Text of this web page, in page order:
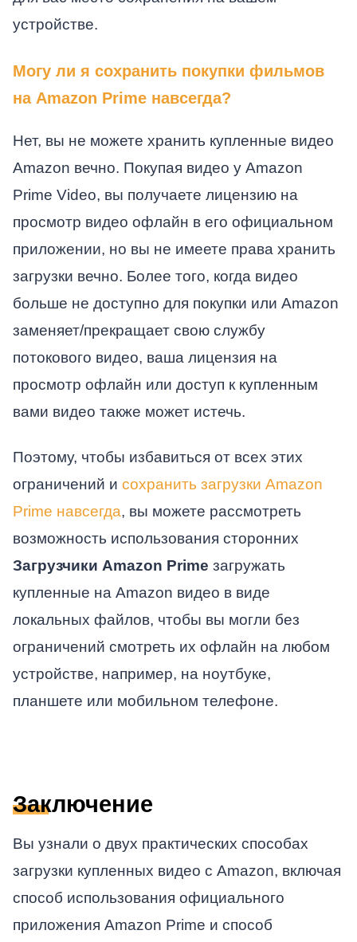
устройстве.
Могу ли я сохранить покупки фильмов
на Amazon Prime навсегда?
Нет, вы не можете хранить купленные видео
Amazon вечно. Покупая видео у Amazon
Prime Video, вы получаете лицензию на
просмотр видео офлайн в его официальном
приложении, но вы не имеете права хранить
загрузки вечно. Более того, когда видео
больше не доступно для покупки или Amazon
заменяет/прекращает свою службу
потокового видео, ваша лицензия на
просмотр офлайн или доступ к купленным
вами видео также может истечь.
Поэтому, чтобы избавиться от всех этих
ограничений и сохранить загрузки Amazon
Prime навсегда, вы можете рассмотреть
возможность использования сторонних
Загрузчики Amazon Prime загружать
купленные на Amazon видео в виде
локальных файлов, чтобы вы могли без
ограничений смотреть их офлайн на любом
устройстве, например, на ноутбуке,
планшете или мобильном телефоне.
Заключение
Вы узнали о двух практических способах
загрузки купленных видео с Amazon, включая
способ использования официального
приложения Amazon Prime и способ